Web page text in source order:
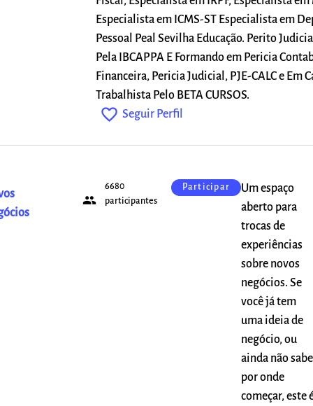
Especialista em ICMS-ST Especialista em
Pessoal Peal Sevilha Educação. Perito
Pela IBCAPPA E Formando em Pericia
Financeira, Pericia Judicial, PJE-CALC e Em
Trabalhista Pelo BETA CURSOS.
favorite_outline Seguir Perfil
people
6680
participantes
Participar
Um espaço
aberto para
trocas de
experiências
sobre novos
negócios. Se
você já tem
uma ideia de
negócio, ou
ainda não sabe
por onde
começar, este